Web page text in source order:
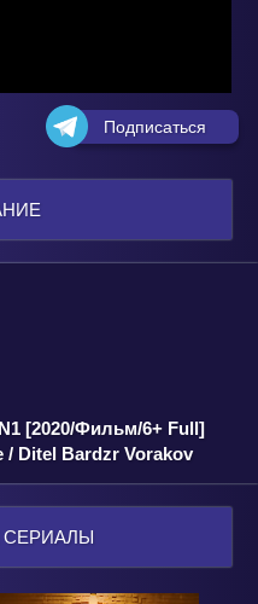
Подписаться
[2020/Фильм/6+ Full]
Ditel Bardzr Vorakov